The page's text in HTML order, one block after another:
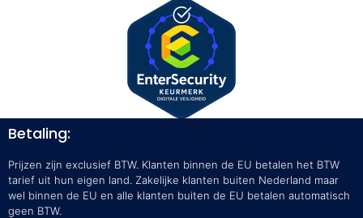
Betaling:
Prijzen zijn exclusief BTW. Klanten binnen de EU betalen het BTW
tarief uit hun eigen land. Zakelijke klanten buiten Nederland maar
wel binnen de EU en alle klanten buiten de EU betalen automatisch
geen BTW.